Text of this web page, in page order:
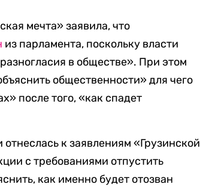
мечта» заявила, что
из парламента, поскольку власти
в обществе». При этом
общественности» для чего
после того, «как спадет
к заявлениям «Грузинской
с требованиями отпустить
как именно будет отозван